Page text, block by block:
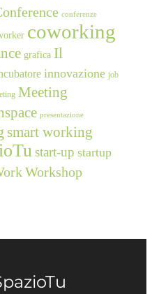
conferenze
coworking
grafica Il
innovazione job
Meeting
presentazione
smart working
start-up startup
Workshop